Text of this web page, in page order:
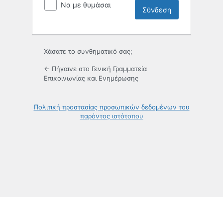
Να με θυμάσαι
Χάσατε το συνθηματικό σας;
← Πήγαινε στο Γενική Γραμματεία
Επικοινωνίας και Ενημέρωσης
Πολιτική προστασίας προσωπικών δεδομένων του
παρόντος ιστότοπου